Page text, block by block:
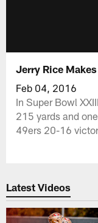
Jerry Rice
Feb 04, 2016
In Super Bowl
215 yards and
49ers 20-16
Latest Videos